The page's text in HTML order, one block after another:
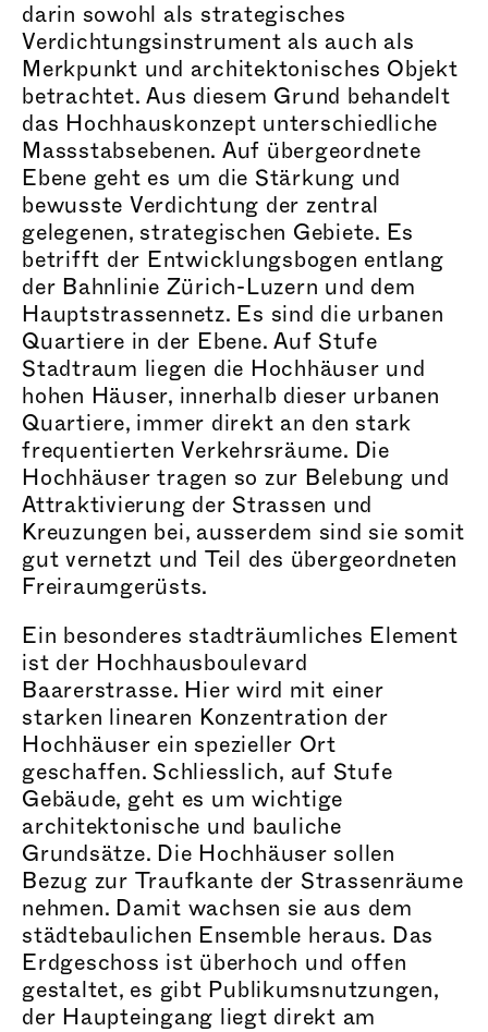
darin sowohl als strategisches
Verd ichtungsinstrument als auch als
Merkpunkt und architektonisches Objekt
betrachtet. Aus diesem Grund behandelt
das Hoch hauskonzept unterschiedl iche
Massstabsebenen. Auf übergeordnete
Ebene geht es um die Stärkung und
bewusste Verdichtung der zentral
gelegenen, strategischen Gebiete. Es
betrifft der Entwicklungsbogen entlang
der Bahnlinie Zürich-Luzern und dem
Hauptstrassennetz. Es sind die urbanen
Quartiere in der Ebene. Auf Stufe
Stadtraum liegen die Hochhäuser und
hohen Häuser, innerhalb dieser urbanen
Quartiere, immer direkt an den stark
frequentierten Verkehrsräume. Die
Hochhäuser tragen so zur Belebung und
Attraktivierung der Strassen und
Kreuzungen bei, ausserdem sind sie somit
gut vernetzt und Teil des übergeordneten
Freiraumgerüsts.
Ein besonderes stadträumliches Element
ist der Hoch hausboulevard
Baarerstrasse. Hier wird mit einer
starken linearen Konzentration der
Hochhäuser ein spezieller Ort
geschaffen. Schliesslich, auf Stufe
Gebäude, geht es um wichtige
architektonische und bauliche
Grundsätze. Die Hochhäuser sollen
Bezug zur Traufkante der Strassenräume
nehmen. Damit wachsen sie aus dem
städ tebaulichen Ensemble heraus. Das
Erdgeschoss ist überhoch und offen
gestaltet, es gibt Publ ikumsnutzungen,
der Haupteingang liegt direkt am